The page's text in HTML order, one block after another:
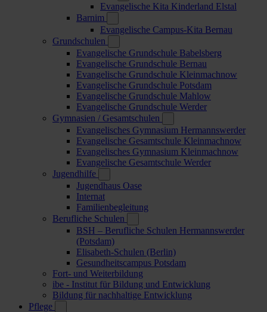
Evangelische Kita Kinderland Elstal
Barnim
Evangelische Campus-Kita Bernau
Grundschulen
Evangelische Grundschule Babelsberg
Evangelische Grundschule Bernau
Evangelische Grundschule Kleinmachnow
Evangelische Grundschule Potsdam
Evangelische Grundschule Mahlow
Evangelische Grundschule Werder
Gymnasien / Gesamtschulen
Evangelisches Gymnasium Hermannswerder
Evangelische Gesamtschule Kleinmachnow
Evangelisches Gymnasium Kleinmachnow
Evangelische Gesamtschule Werder
Jugendhilfe
Jugendhaus Oase
Internat
Familienbegleitung
Berufliche Schulen
BSH – Berufliche Schulen Hermannswerder
(Potsdam)
Elisabeth-Schulen (Berlin)
Gesundheitscampus Potsdam
Fort- und Weiterbildung
ibe - Institut für Bildung und Entwicklung
Bildung für nachhaltige Entwicklung
Pflege